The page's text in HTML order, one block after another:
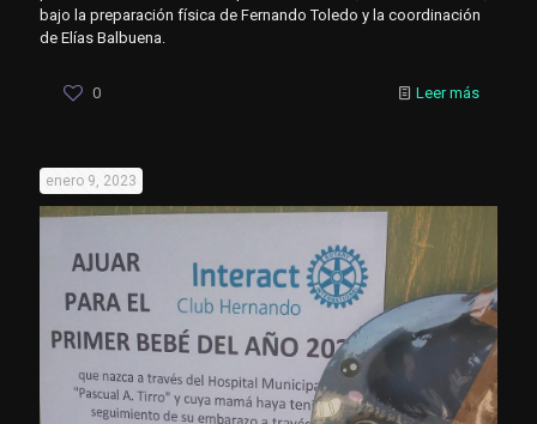
bajo la preparación física de Fernando Toledo y la coordinación
de Elías Balbuena.
0 Leer más
enero 9, 2023